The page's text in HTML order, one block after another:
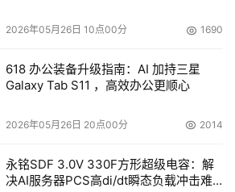
2026年05月26日 10点00分 1690
618 办公装备升级指南：AI 加持三星
Galaxy Tab S11 ，高效办公更顺心
2026年05月26日 20点00分 2014
永铭SDF 3.0V 330F方形超级电容：解
决AI服务器PCS高di/dt瞬态负载冲击难